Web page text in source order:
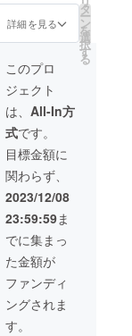
がござ
いま
その場
合は、
同様の
本数で
詰合せ
をさせ
ていた
だきま
す。
※全
種類が
完成し
た段階
での発
送とな
るた
め、発
送時期
の方は
このリ
できま
せん。
ルラベ
ルワイ
ン 500
ラベル
デザイ
ン費
・ラ
ベル版
代 ・
箱代
※20
歳未満
の者に
よる飲
酒は法
令で禁
止され
ていま
す。20
歳未満
の方は
す。 ・
時期は
2024年
9月～11
月まで
の間と
なりま
す ・醸
造のス
ケ
ジュー
ルは状
況によ
り変わ
ります
ので、
体験す
る工程
などの
ご指定
はでき
ない旨
詳細を見る
タ
ー
ン
を
選
択
す
る
このプロ
ジェクト
は、 All-In方
式です。
目標金額に
関わらず、
2023/12/08
23:59:59ま
でに集まっ
た金額が
ファンディ
ングされま
す。